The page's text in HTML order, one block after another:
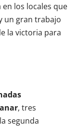
los locales que
un gran trabajo
la victoria para
, tres
segunda